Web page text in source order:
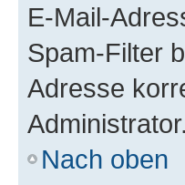
E-Mail-
Spam-Filter
Adresse
Administrator.
Nach oben